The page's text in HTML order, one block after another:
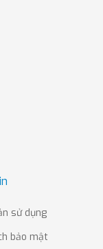
sử dụng
bảo mật